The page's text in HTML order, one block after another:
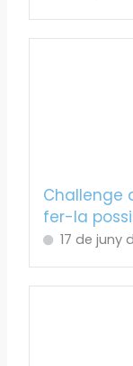
Challenge
fer-la
17 de juny